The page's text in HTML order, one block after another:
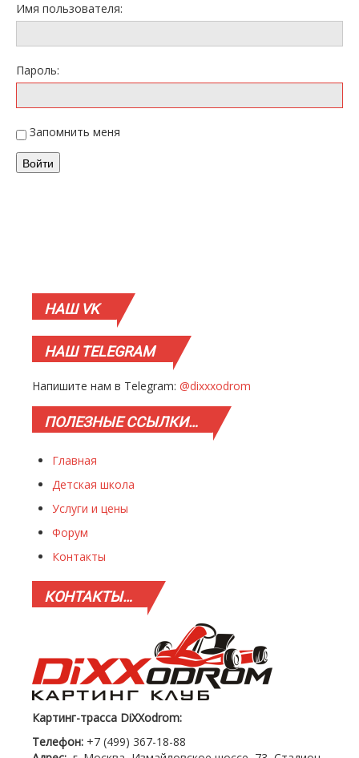
Имя пользователя:
Пароль:
Запомнить меня
Войти
НАШVK
НАШTELEGRAM
Напишите нам в Telegram: @dixxxodrom
ПОЛЕЗНЫЕССЫЛКИ…
Главная
Детская школа
Услуги и цены
Форум
Контакты
КОНТАКТЫ…
Картинг-трасса DiXXodrom:
Телефон: +7 (499) 367-18-88